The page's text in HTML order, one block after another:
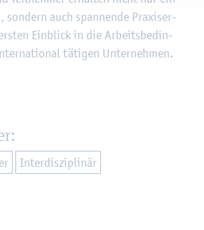
auch span­nen­de Pra­xis­er­
Ein­blick in die Ar­beits­be­din­
tä­ti­gen Un­ter­neh­men.
In­ter­dis­zi­pli­när